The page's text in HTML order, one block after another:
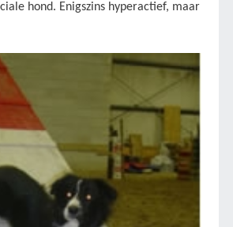
hond. Enigszins hyperactief, maar